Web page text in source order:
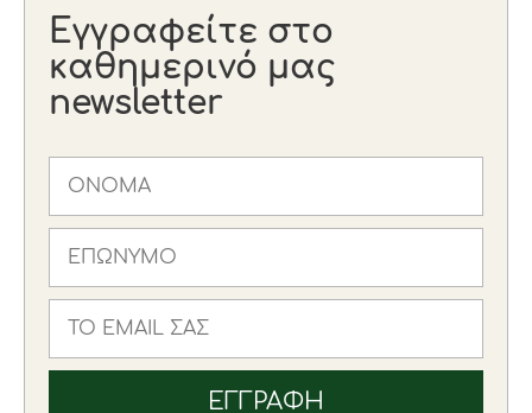
Εγγραφείτε στο
καθημερινό μας
newsletter